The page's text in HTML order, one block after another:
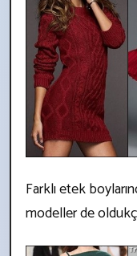
Farklı etek
modeller de